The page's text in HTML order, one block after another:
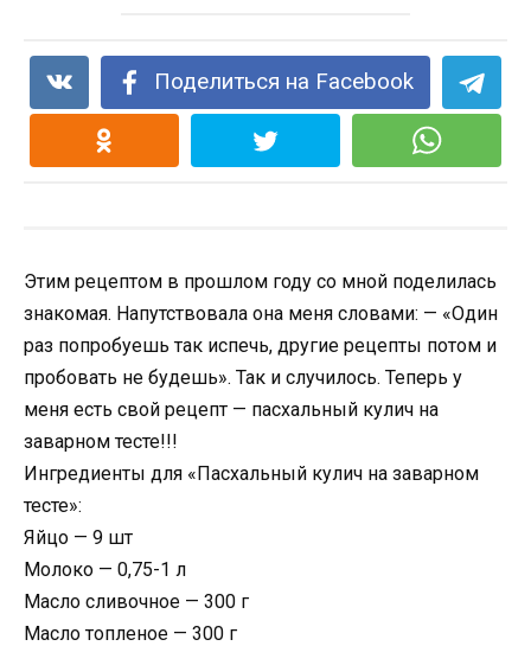
Поделиться на Facebook
Этим рецептом в прошлом году со мной поделилась
знакомая. Напутствовала она меня словами: — «Один
раз попробуешь так испечь, другие рецепты потом и
пробовать не будешь». Так и случилось. Теперь у
меня есть свой рецепт — пасхальный кулич на
заварном тесте!!!
Ингредиенты для «Пасхальный кулич на заварном
тесте»:
Яйцо — 9 шт
Молоко — 0,75-1 л
Масло сливочное — 300 г
Масло топленое — 300 г